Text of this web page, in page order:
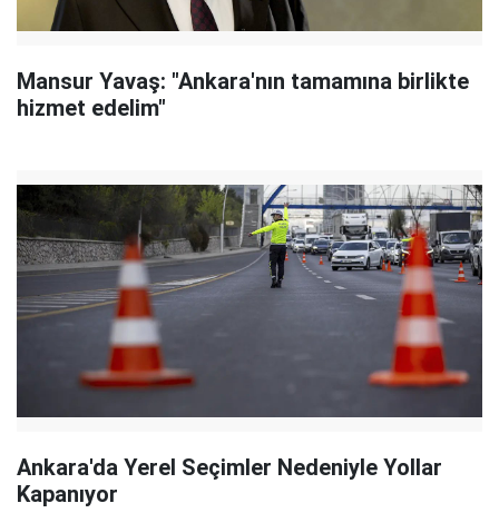
Mansur Yavaş: "Ankara'nın tamamına birlikte
hizmet edelim"
Ankara'da Yerel Seçimler Nedeniyle Yollar
Kapanıyor